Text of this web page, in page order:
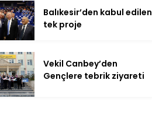
Balıkesir’den kabul edilen
tek proje
Vekil Canbey’den
Gençlere tebrik ziyareti